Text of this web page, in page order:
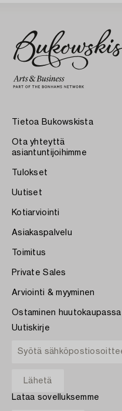
Tietoa Bukowskista
Ota yhteyttä
asiantuntijoihimme
Tulokset
Uutiset
Kotiarviointi
Asiakaspalvelu
Toimitus
Private Sales
Arviointi & myyminen
Ostaminen huutokaupassa
Uutiskirje
Lataa sovelluksemme